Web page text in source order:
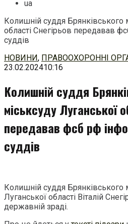
ua
Колишній суддя Брянківського
області Снегірьов передавав
суддів
Перейти
до
НОВИНИ, ПРАВООХОРОННІ
23.02.202410:16
Колишній суддя
міськсуду Луганської
передавав фсб рф
суддів
Колишній суддя Брянківського
Луганської області Віталій
державній зраді.